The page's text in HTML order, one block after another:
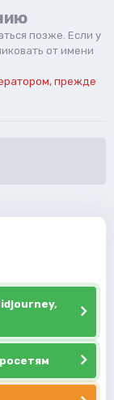
позже. Если у
от имени
прежде